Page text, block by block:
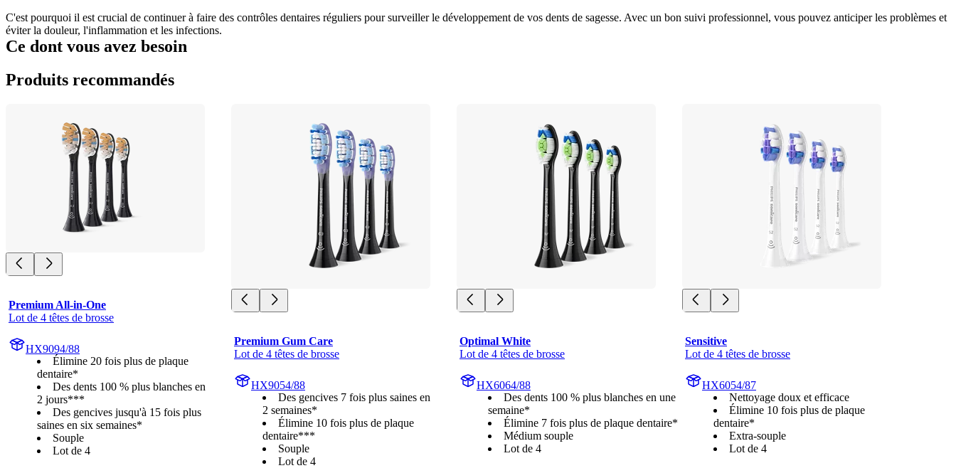
C'est pourquoi il est crucial de continuer à faire des contrôles dentaires réguliers pour surveiller le développement de vos dents de sagesse. Avec un bon suivi professionnel, vous pouvez anticiper les problèmes et
éviter la douleur, l'inflammation et les infections.
Ce dont vous avez besoin
Produits recommandés
Premium All-in-One
Lot de 4 têtes de brosse
HX9094/88
Élimine 20 fois plus de plaque
dentaire*
Des dents 100 % plus blanches en
2 jours***
Des gencives jusqu'à 15 fois plus
saines en six semaines*
Souple
Lot de 4
Premium Gum Care
Lot de 4 têtes de brosse
HX9054/88
Des gencives 7 fois plus saines en
2 semaines*
Élimine 10 fois plus de plaque
dentaire***
Souple
Lot de 4
Optimal White
Lot de 4 têtes de brosse
HX6064/88
Des dents 100 % plus blanches en une
semaine*
Élimine 7 fois plus de plaque dentaire*
Médium souple
Lot de 4
Sensitive
Lot de 4 têtes de brosse
HX6054/87
Nettoyage doux et efficace
Élimine 10 fois plus de plaque
dentaire*
Extra-souple
Lot de 4